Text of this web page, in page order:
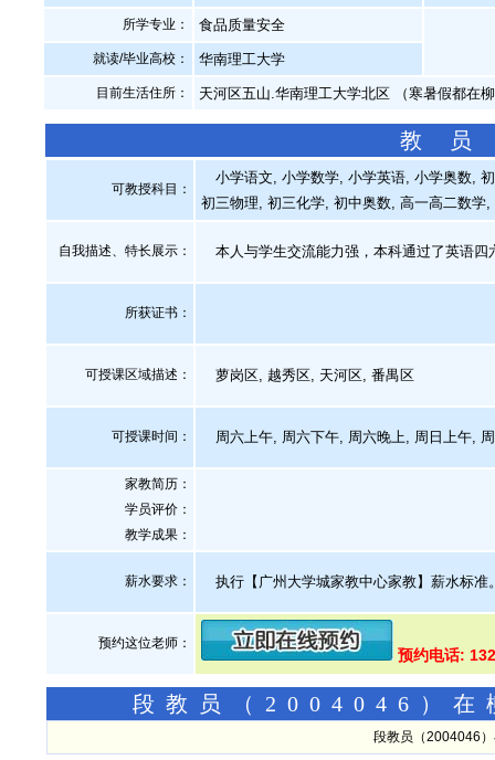
所学专业： 食品质量安全
就读/毕业高校： 华南理工大学
目前生活住所： 天河区五山.华南理工大学北区 （寒暑假都在
教 员
可教授科目：
小学语文, 小学数学, 小学英语, 小学奥数,
初三物理, 初三化学, 初中奥数, 高一高二数学
自我描述、特长展示 ： 本人与学生交流能力强，本科通过了英语四
所获证书 ：
可授课区域描述： 萝岗区, 越秀区, 天河区, 番禺区
可授课时间： 周六上午, 周六下午, 周六晚上, 周日上午,
家教简历：
学员评价：
教学成果：
薪水要求： 执行【广州大学城家教中心家教】薪水标准
预约这位老师：
预约电话:
段教员（2004046）在
段教员（2004046